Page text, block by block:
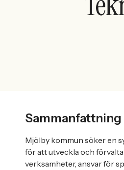
Sammanfattning
Mjölby kommun söker en
för att utveckla och
verksamheter, ansvar för